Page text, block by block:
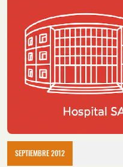
SEPTIEMBRE 2012